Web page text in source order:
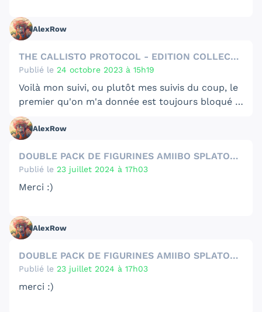
AlexRow
THE CALLISTO PROTOCOL - EDITION COLLECTOR
Publié le 24 octobre 2023 à 15h19
Voilà mon suivi, ou plutôt mes suivis du coup, le
premier qu'on m'a donnée est toujours bloqué à
la Vergne, j'ai l'impression qu'ils ont fait une
erreur pour tout le monde, ou alors Chronopost
refusé après coup de prendre en charge ces
colis, donc faut pas se fier à ce suivi et faire une
demande au SAV, ils vont te donné l'autre suivi
miens et en Belgique à l'heure où j'écris.
🖼️
AlexRow
DOUBLE PACK DE FIGURINES AMIIBO SPLATOON 3 : AYO ET OLY
Publié le 23 juillet 2024 à 17h03
Merci :)
AlexRow
DOUBLE PACK DE FIGURINES AMIIBO SPLATOON 3 : PERLE ET CORALIE
Publié le 23 juillet 2024 à 17h03
merci :)